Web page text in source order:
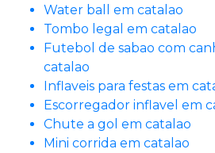
Water ball em catalao
Tombo legal em catalao
Futebol de sabao com
catalao
Inflaveis para festas em
Escorregador inflavel em
Chute a gol em catalao
Mini corrida em catalao